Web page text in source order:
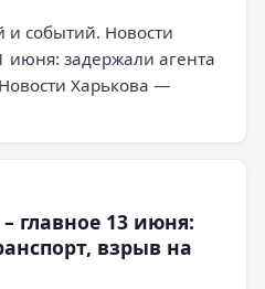
и событий. Новости
июня: задержали агента
Харькова —
главное 13 июня:
взрыв на